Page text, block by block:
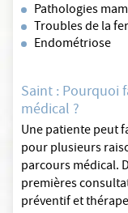
Pathologies
Troubles de la
Endométriose
Saint : Pourquoi
médical ?
Une patiente peut
pour plusieurs
parcours médical.
premières
préventif et